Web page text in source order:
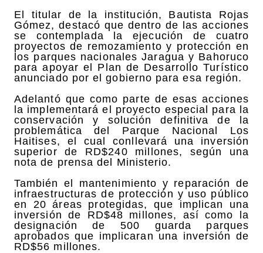
El titular de la institución, Bautista Rojas
Gómez, destacó que dentro de las acciones
se contemplada la ejecución de cuatro
proyectos de remozamiento y protección en
los parques nacionales Jaragua y Bahoruco
para apoyar el Plan de Desarrollo Turístico
anunciado por el gobierno para esa región.
Adelantó que como parte de esas acciones
la implementará el proyecto especial para la
conservación y solución definitiva de la
problemática del Parque Nacional Los
Haitises, el cual conllevará una inversión
superior de RD$240 millones, según una
nota de prensa del Ministerio.
También el mantenimiento y reparación de
infraestructuras de protección y uso público
en 20 áreas protegidas, que implican una
inversión de RD$48 millones, así como la
designación de 500 guarda parques
aprobados que implicaran una inversión de
RD$56 millones.